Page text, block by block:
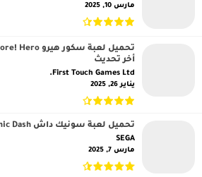
مارس 10, 2025
أخر تحديث
First Touch Games Ltd.‏
يناير 26, 2025
تحميل لعبة سونيك داش Sonic Dash – لعبة الجري مهكرة
SEGA‏
مارس 7, 2025